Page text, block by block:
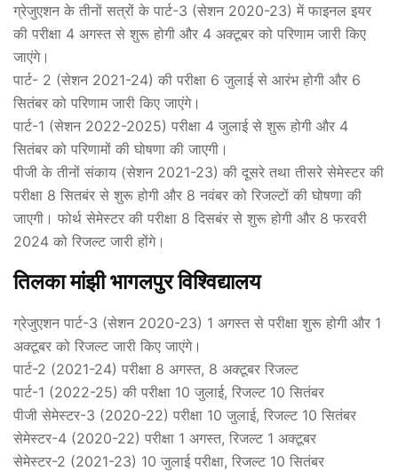
ग्रेजुएशन के तीनों सत्रों के पार्ट-3 (सेशन 2020-23) में फाइनल इयर
की परीक्षा 4 अगस्त से शुरू होगी और 4 अक्टूबर को परिणाम जारी किए
जाएंगे।
पार्ट- 2 (सेशन 2021-24) की परीक्षा 6 जुलाई से आरंभ होगी और 6
सितंबर को परिणाम जारी किए जाएंगे।
पार्ट-1 (सेशन 2022-2025) परीक्षा 4 जुलाई से शुरू होगी और 4
सितंबर को परिणामों की घोषणा की जाएगी।
पीजी के तीनों संकाय (सेशन 2021-23) की दूसरे तथा तीसरे सेमेस्टर की
परीक्षा 8 सितबंर से शुरू होगी और 8 नवंबर को रिजल्टों की घोषणा की
जाएगी। फोर्थ सेमेस्टर की परीक्षा 8 दिसबंर से शुरू होगी और 8 फरवरी
2024 को रिजल्ट जारी होंगे।
तिलका मांझी भागलपुर विश्विद्यालय
ग्रेजुएशन पार्ट-3 (सेशन 2020-23) 1 अगस्त से परीक्षा शुरू होगी और 1
अक्टूबर को रिजल्ट जारी किए जाएंगे।
पार्ट-2 (2021-24) परीक्षा 8 अगस्त, 8 अक्टूबर रिजल्ट
पार्ट-1 (2022-25) की परीक्षा 10 जुलाई, रिजल्ट 10 सितंबर
पीजी सेमेस्टर-3 (2020-22) परीक्षा 10 जुलाई, रिजल्ट 10 सितंबर
सेमेस्टर-4 (2020-22) परीक्षा 1 अगस्त, रिजल्ट 1 अक्टूबर
सेमेस्टर-2 (2021-23) 10 जुलाई परीक्षा, रिजल्ट 10 सितंबर